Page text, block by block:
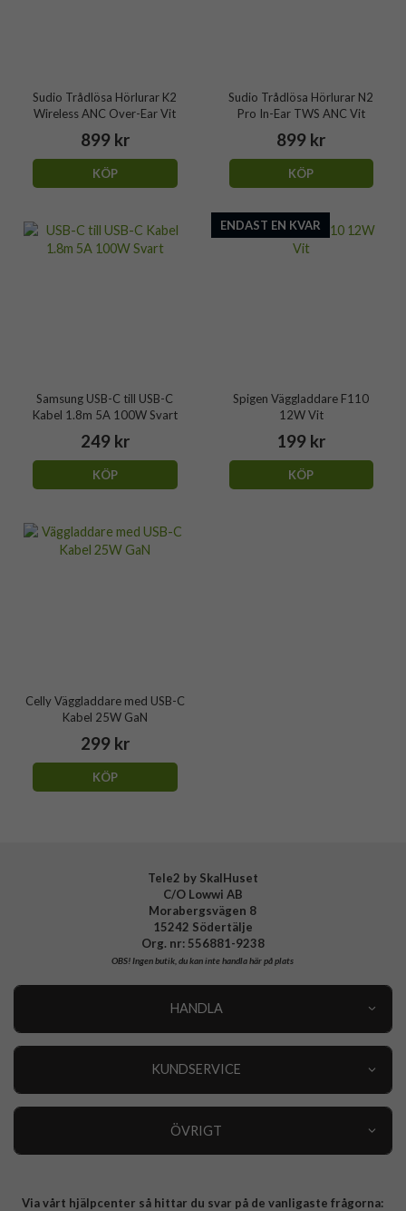
Sudio Trådlösa Hörlurar K2
Wireless ANC Over-Ear Vit
899 kr
KÖP
Sudio Trådlösa Hörlurar N2
Pro In-Ear TWS ANC Vit
899 kr
KÖP
Samsung USB-C till USB-C
Kabel 1.8m 5A 100W Svart
249 kr
KÖP
ENDAST EN KVAR
Spigen Väggladdare F110
12W Vit
199 kr
KÖP
Celly Väggladdare med USB-C
Kabel 25W GaN
299 kr
KÖP
Tele2 by SkalHuset
C/O Lowwi AB
Morabergsvägen 8
15242 Södertälje
Org. nr: 556881-9238
OBS!Ingen butik, du kan inte handla här på plats
HANDLA
KUNDSERVICE
ÖVRIGT
Integritetspolicy
Via vårt hjälpcenter så hittar du svar på de vanligaste frågorna: